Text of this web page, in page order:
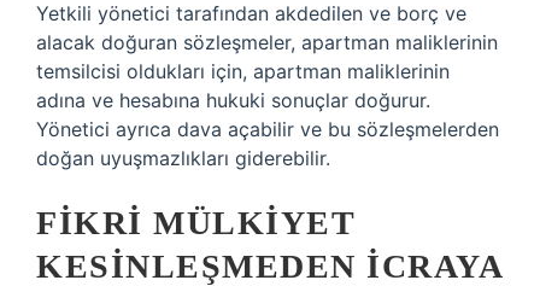
Yetkili yönetici tarafından akdedilen ve borç ve
alacak doğuran sözleşmeler, apartman maliklerinin
temsilcisi oldukları için, apartman maliklerinin
adına ve hesabına hukuki sonuçlar doğurur.
Yönetici ayrıca dava açabilir ve bu sözleşmelerden
doğan uyuşmazlıkları giderebilir.
FIKRI MÜLKIYET
KESINLEŞMEDEN ICRAYA